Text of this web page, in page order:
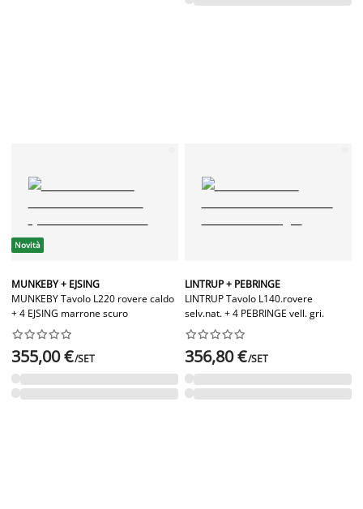
Novità
MUNKEBY + EJSING
MUNKEBY Tavolo L220 rovere caldo
+ 4 EJSING marrone scuro






355,00 €/SET
LINTRUP + PEBRINGE
LINTRUP Tavolo L140.rovere
selv.nat. + 4 PEBRINGE vell. gri.






356,80 €/SET